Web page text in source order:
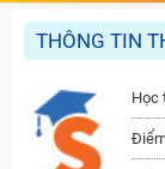
THÔNG TIN
Học